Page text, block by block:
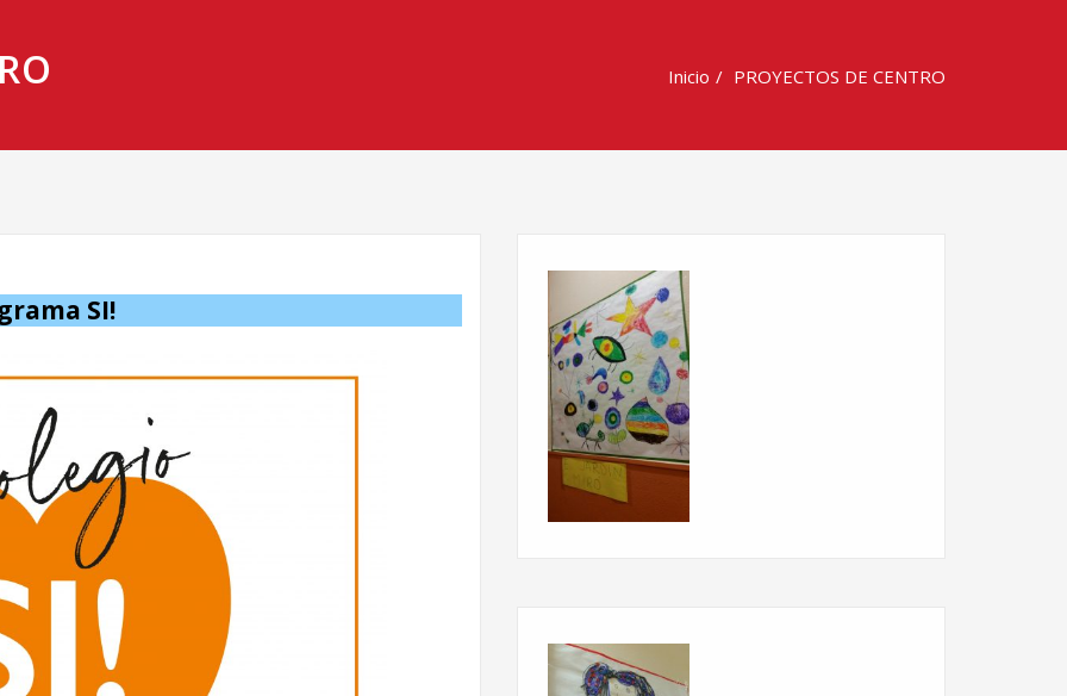
Inicio PROYECTOS DE CENTRO
SI!